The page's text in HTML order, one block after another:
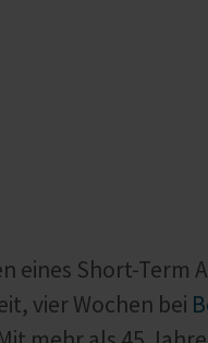
eines Short-Term
vier Wochen bei